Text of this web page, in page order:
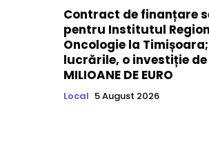
Contract de finanțare
pentru Institutul
Oncologie la
lucrările, o investiție de
MILIOANE DE EURO
Local 5 August 2026